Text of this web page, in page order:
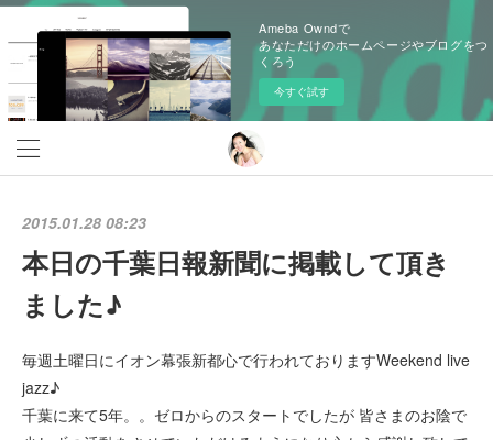
Ameba Owndで
あなただけのホームページやブログをつ
くろう
今すぐ試す
2015.01.28 08:23
本日の千葉日報新聞に掲載して頂き
ました♪
毎週土曜日にイオン幕張新都心で行われておりますWeekend live
jazz♪
千葉に来て5年。。ゼロからのスタートでしたが 皆さまのお陰で